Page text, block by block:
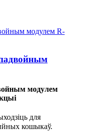
модулем
для
кошыкаў.